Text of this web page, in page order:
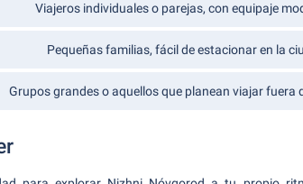
Viajeros individuales o parejas, con equipaje
Pequeñas familias, fácil de estacionar en la
Grupos grandes o aquellos que planean viajar fuera